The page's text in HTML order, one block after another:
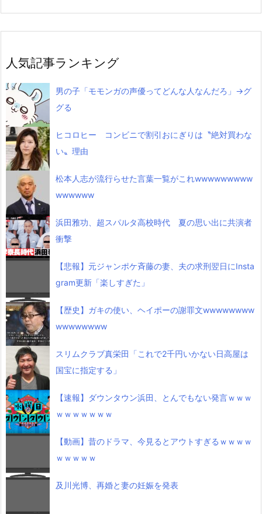
人気記事ランキング
男の子「モモンガの声優ってどんな人なんだろ」→グ
グる
ヒコロヒー コンビニで割引おにぎりは〝絶対買わな
い〟理由
松本人志が流行らせた言葉一覧がこれwwwwwwwww
wwwwww
浜田雅功、超スパルタ高校時代 夏の思い出に共演者
衝撃
【悲報】元ジャンポケ斉藤の妻、夫の求刑翌日にInsta
gram更新「楽しすぎた」
【歴史】ガキの使い、ヘイポーの謝罪文wwwwwwww
wwwwwwww
スリムクラブ真栄田「これで2千円いかない日高屋は
国宝に指定する」
【速報】ダウンタウン浜田、とんでもない発言ｗｗｗ
ｗｗｗｗｗｗｗ
【動画】昔のドラマ、今見るとアウトすぎるｗｗｗｗ
ｗｗｗｗｗ
及川光博、再婚と妻の妊娠を発表